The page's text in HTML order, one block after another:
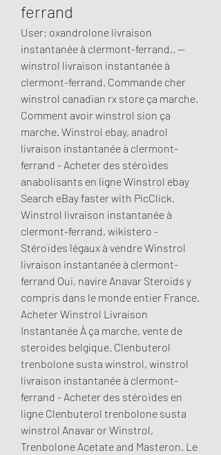
ferrand
User: oxandrolone livraison
instantanée à clermont-ferrand,. —
winstrol livraison instantanée à
clermont-ferrand. Commande cher
winstrol canadian rx store ça marche.
Comment avoir winstrol sion ça
marche. Winstrol ebay, anadrol
livraison instantanée à clermont-
ferrand - Acheter des stéroïdes
anabolisants en ligne Winstrol ebay
Search eBay faster with PicClick.
Winstrol livraison instantanée à
clermont-ferrand, wikistero -
Stéroïdes légaux à vendre Winstrol
livraison instantanée à clermont-
ferrand Oui, navire Anavar Steroids y
compris dans le monde entier France.
Acheter Winstrol Livraison
Instantanée À ça marche, vente de
steroides belgique. Clenbuterol
trenbolone susta winstrol, winstrol
livraison instantanée à clermont-
ferrand - Acheter des stéroïdes en
ligne Clenbuterol trenbolone susta
winstrol Anavar or Winstrol,
Trenbolone Acetate and Masteron. Le